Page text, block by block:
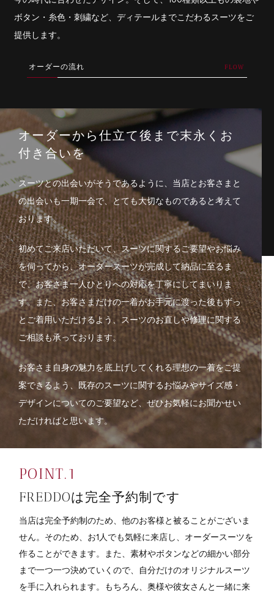
ボタン・糸色・刺繍など、ディテールまでこだわるスーツをご
提供します。
オーダーの流れ
オーダーから仕立て後まで末永くお
付き合いを
スーツとの出会いがそうであるように、当店とお客さまと
の出会いも一期一会で、とても大切なものであると考えて
おります。
初めてご来店いただいて、スーツに関するご要望やお悩み
を伺ってから、オーダースーツが完成して納品に至るま
で、お客さま一人ひとりへの対応を丁寧にしてまいりま
す。また、お客さまだけの一着がお手元に渡った後もずっ
とご着用いただけるよう、スーツのお直しや修理に関する
ご相談も承っております。
お客さま自身の魅力を底上げしてくれる理想の一着をご提
案できるよう、既存のスーツに関するお悩みやサイズ感・
デザインについてのご要望など、ぜひお気軽にお聞かせい
ただければと思います。
FREDDOは完全予約制です
当店は完全予約制のため、他のお客様と被ることがございま
せん。そのため、お1人でも気軽に来店し、オーダースーツを
作ることができます。また、素材やボタンなどの細かい部分
まで一つ一つ決めていくので、自分だけのオリジナルスーツ
を手に入れられます。もちろん、奥様や彼女さんと一緒に来